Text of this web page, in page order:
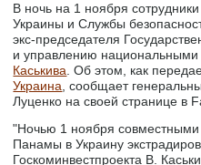
В ночь на 1 ноября
Украины и Службы
экс-председателя
и управлению национальными
Каськива. Об этом, как
Украина, сообщает
Луценко на своей странице в
"Ночью 1 ноября
Панамы в Украину
Госкоминвестпроекта В.